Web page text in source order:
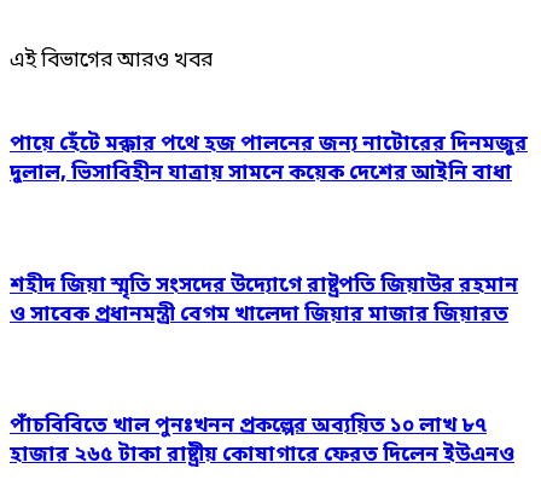
এই বিভাগের আরও খবর
পায়ে হেঁটে মক্কার পথে হজ পালনের জন্য নাটোরের দিনমজুর
দুলাল, ভিসাবিহীন যাত্রায় সামনে কয়েক দেশের আইনি বাধা
শহীদ জিয়া স্মৃতি সংসদের উদ্যোগে রাষ্ট্রপতি জিয়াউর রহমান
ও সাবেক প্রধানমন্ত্রী বেগম খালেদা জিয়ার মাজার জিয়ারত
পাঁচবিবিতে খাল পুনঃখনন প্রকল্পের অব্যয়িত ১০ লাখ ৮৭
হাজার ২৬৫ টাকা রাষ্ট্রীয় কোষাগারে ফেরত দিলেন ইউএনও